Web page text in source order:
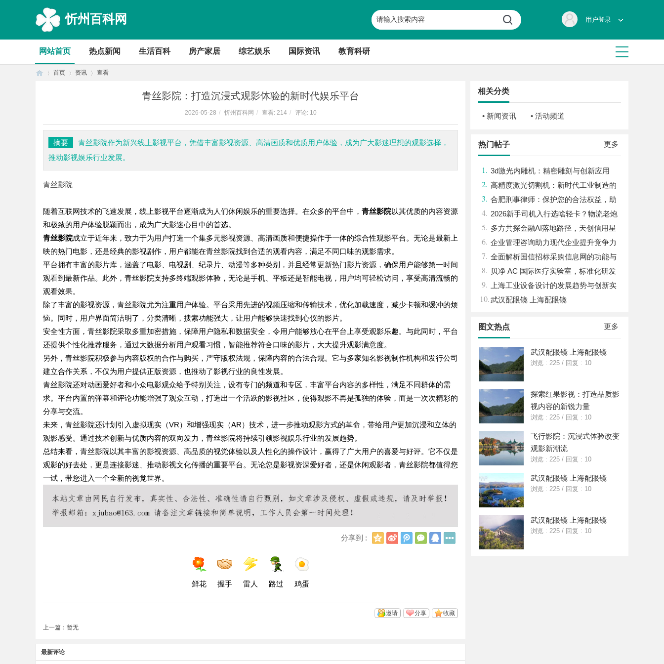
忻州百科网 用户登录
网站首页 热点新闻 生活百科 房产家居 综艺娱乐 国际资讯 教育科研
首页 资讯 查看
青丝影院：打造沉浸式观影体验的新时代娱乐平台
2026-05-28 / 忻州百科网 / 查看: 214 / 评论: 10
摘要
青丝影院作为新兴线上影视平台，凭借丰富影视资源、高清画质和优质用户体验，成为广大影迷理想的观影选择，
推动影视娱乐行业发展。
青丝影院
随着互联网技术的飞速发展，线上影视平台逐渐成为人们休闲娱乐的重要选择。在众多的平台中， 青丝影院以其优质的内容资源
和极致的用户体验脱颖而出，成为广大影迷心目中的首选。
青丝影院成立于近年来，致力于为用户打造一个集多元影视资源、高清画质和便捷操作于一体的综合性观影平台。无论是最新上
映的热门电影，还是经典的影视剧作，用户都能在青丝影院找到合适的观看内容，满足不同口味的观影需求。
平台拥有丰富的影片库，涵盖了电影、电视剧、纪录片、动漫等多种类别，并且经常更新热门影片资源，确保用户能够第一时间
观看到最新作品。此外，青丝影院支持多终端观影体验，无论是手机、平板还是智能电视，用户均可轻松访问，享受高清流畅的
观看效果。
除了丰富的影视资源，青丝影院尤为注重用户体验。平台采用先进的视频压缩和传输技术，优化加载速度，减少卡顿和缓冲的烦
恼。同时，用户界面简洁明了，分类清晰，搜索功能强大，让用户能够快速找到心仪的影片。
安全性方面，青丝影院采取多重加密措施，保障用户隐私和数据安全，令用户能够放心在平台上享受观影乐趣。与此同时，平台
还提供个性化推荐服务，通过大数据分析用户观看习惯，智能推荐符合口味的影片，大大提升观影满意度。
另外，青丝影院积极参与内容版权的合作与购买，严守版权法规，保障内容的合法合规。它与多家知名影视制作机构和发行公司
建立合作关系，不仅为用户提供正版资源，也推动了影视行业的良性发展。
青丝影院还对动画爱好者和小众电影观众给予特别关注，设有专门的频道和专区，丰富平台内容的多样性，满足不同群体的需
求。平台内置的弹幕和评论功能增强了观众互动，打造出一个活跃的影视社区，使得观影不再是孤独的体验，而是一次次精彩的
分享与交流。
未来，青丝影院还计划引入虚拟现实（VR）和增强现实（AR）技术，进一步推动观影方式的革命，带给用户更加沉浸和立体的
观影感受。通过技术创新与优质内容的双向发力，青丝影院将持续引领影视娱乐行业的发展趋势。
总结来看，青丝影院以其丰富的影视资源、高品质的视觉体验以及人性化的操作设计，赢得了广大用户的喜爱与好评。它不仅是
观影的好去处，更是连接影迷、推动影视文化传播的重要平台。无论您是影视资深爱好者，还是休闲观影者，青丝影院都值得您
一试，带您进入一个全新的视觉世界。
分享到 :
Q
新
浪
腾
讯
微
信
Q
鲜花 握手 雷人 路过 鸡蛋
收藏
分享
邀请
上一篇：暂无
最新评论
相关分类
• 新闻资讯 • 活动频道
更多
热门帖子
1. 3d激光内雕机：精密雕刻与创新应用
2. 高精度激光切割机：新时代工业制造的
革命者
3. 合肥刑事律师：保护您的合法权益，助
您走出法律困境
4. 2026新手司机入行选啥轻卡？物流老炮
儿的深度选车经与标杆车型解析
5. 多方共探金融AI落地路径，天创信用星
图AI助力产业金融智能升级
6. 企业管理咨询助力现代企业提升竞争力
的实践与策略
7. 全面解析国信招标采购信息网的功能与
优势
8. 贝净 AC 国际医疗实验室，标准化研发
体系全解析
9.
上海工业设备设计的发展趋势与创新实
践探索
10.武汉配眼镜 上海配眼镜
更多
图文热点
武汉配眼镜 上海配眼镜
浏览 : 225 / 回复 : 10
探索红果影视：打造品质影
视内容的新锐力量
浏览 : 225 / 回复 : 10
飞行影院：沉浸式体验改变
观影新潮流
浏览 : 225 / 回复 : 10
武汉配眼镜 上海配眼镜
浏览 : 225 / 回复 : 10
武汉配眼镜 上海配眼镜
浏览 : 225 / 回复 : 10